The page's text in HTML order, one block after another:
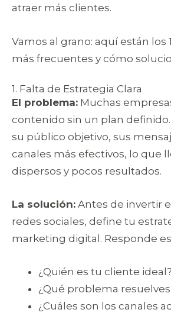
atraer más clientes.
Vamos al grano: aquí están los
más frecuentes y cómo
1. Falta de Estrategia Clara
El problema: Muchas
contenido sin un plan
su público objetivo, sus
canales más efectivos, lo que
dispersos y pocos resultados.
La solución: Antes de invertir
redes sociales, define tu
marketing digital. Responde
¿Quién es tu cliente ideal?
¿Qué problema
¿Cuáles son los canales